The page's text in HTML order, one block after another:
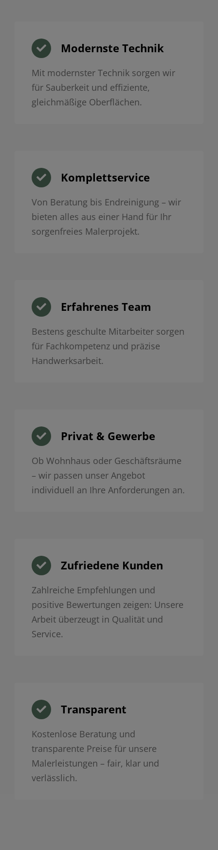
Modernste Technik
Mit modernster Technik sorgen wir
für Sauberkeit und effiziente,
gleichmäßige Oberflächen.
Komplettservice
Von Beratung bis Endreinigung – wir
bieten alles aus einer Hand für Ihr
sorgenfreies Malerprojekt.
Erfahrenes Team
Bestens geschulte Mitarbeiter sorgen
für Fachkompetenz und präzise
Handwerksarbeit.
Privat & Gewerbe
Ob Wohnhaus oder Geschäftsräume
– wir passen unser Angebot
individuell an Ihre Anforderungen an.
Zufriedene Kunden
Zahlreiche Empfehlungen und
positive Bewertungen zeigen: Unsere
Arbeit überzeugt in Qualität und
Service.
Transparent
Kostenlose Beratung und
transparente Preise für unsere
Malerleistungen – fair, klar und
verlässlich.